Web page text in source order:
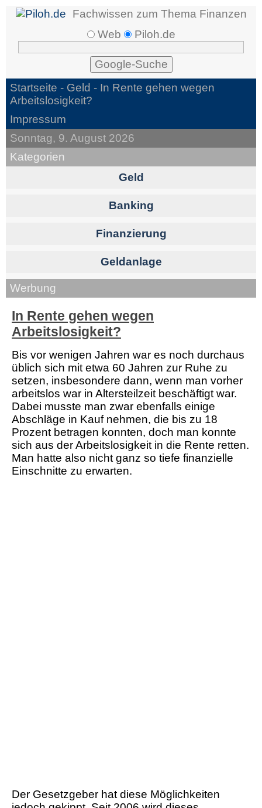
Fachwissen zum Thema Finanzen
Web
Piloh.de
Startseite - Geld - In Rente gehen wegen
Arbeitslosigkeit?
Impressum
Sonntag, 9. August 2026
Kategorien
Geld
Banking
Finanzierung
Geldanlage
Werbung
In Rente gehen wegen
Arbeitslosigkeit?
Bis vor wenigen Jahren war es noch durchaus
üblich sich mit etwa 60 Jahren zur Ruhe zu
setzen, insbesondere dann, wenn man vorher
arbeitslos war in Altersteilzeit beschäftigt war.
Dabei musste man zwar ebenfalls einige
Abschläge in Kauf nehmen, die bis zu 18
Prozent betragen konnten, doch man konnte
sich aus der Arbeitslosigkeit in die Rente retten.
Man hatte also nicht ganz so tiefe finanzielle
Einschnitte zu erwarten.
Der Gesetzgeber hat diese Möglichkeiten